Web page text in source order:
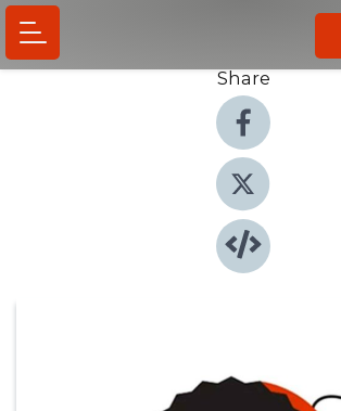
Share